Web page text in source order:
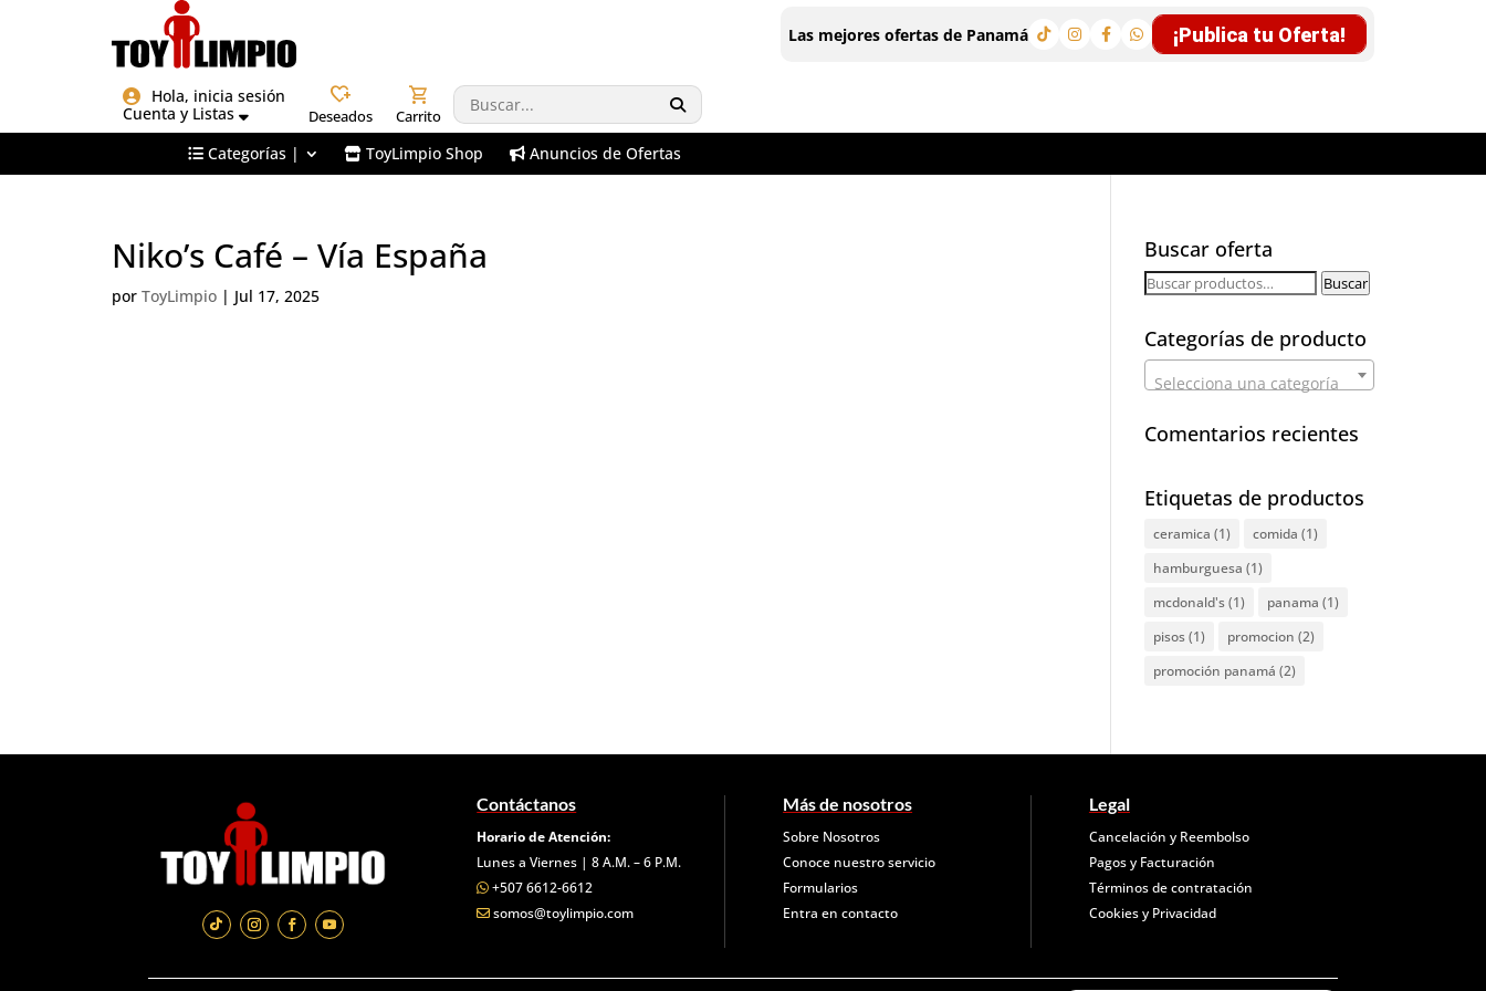
Las mejores ofertas de Panamá ¡Publica tu Oferta!
Hola, inicia sesión
Cuenta y Listas
heart_plus
Deseados
shopping_cart
Carrito
Categorías | ToyLimpio Shop Anuncios de Ofertas
Niko’s Café – Vía España
por ToyLimpio| Jul 17, 2025
Buscar oferta
Buscar
Buscar
Categorías de producto
Selecciona una categoría
Comentarios recientes
Etiquetas de productos
ceramica (1) comida (1)
hamburguesa (1)
mcdonald's(1) panama (1)
pisos(1) promocion (2)
promoción panamá (2)
Contáctanos
Horario de Atención:
Lunes a Viernes | 8 A.M. – 6 P.M.
+507 6612-6612
somos@toylimpio.com
Más de nosotros
Sobre Nosotros
Conoce nuestro servicio
Formularios
Entra en contacto
Legal
Cancelación y Reembolso
Pagos y Facturación
Términos de contratación
Cookies y Privacidad